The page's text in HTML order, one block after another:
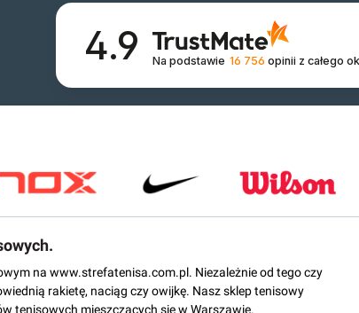
4.9 Na podstawie 16 756 opinii z całego
na www.strefatenisa.com.pl. Niezależnie od tego czy
rakietę, naciąg czy owijkę. Nasz sklep tenisowy
tenisowych mieszczących się w Warszawie.